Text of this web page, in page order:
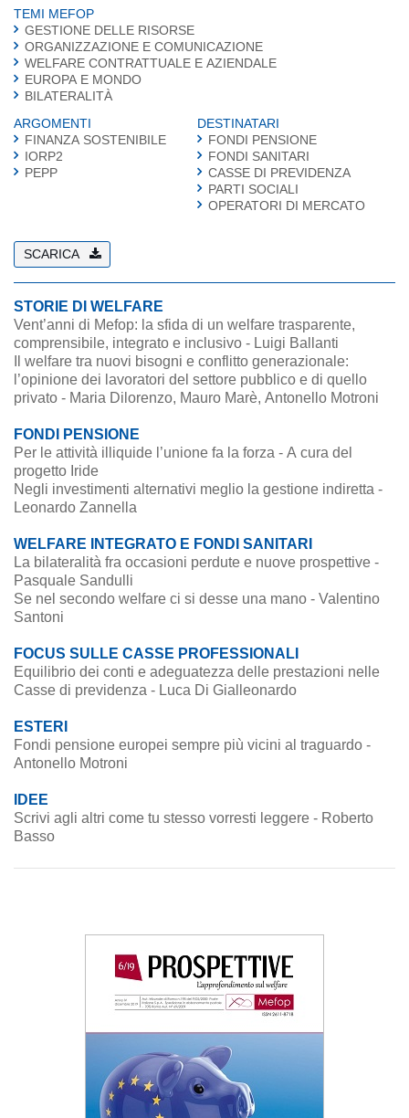
TEMI MEFOP
GESTIONE DELLE RISORSE
ORGANIZZAZIONE E COMUNICAZIONE
WELFARE CONTRATTUALE E AZIENDALE
EUROPA E MONDO
BILATERALITÀ
ARGOMENTI
FINANZA SOSTENIBILE
IORP2
PEPP
DESTINATARI
FONDI PENSIONE
FONDI SANITARI
CASSE DI PREVIDENZA
PARTI SOCIALI
OPERATORI DI MERCATO
SCARICA
STORIE DI WELFARE
Vent’anni di Mefop: la sfida di un welfare trasparente,
comprensibile, integrato e inclusivo - Luigi Ballanti
Il welfare tra nuovi bisogni e conflitto generazionale:
l’opinione dei lavoratori del settore pubblico e di quello
privato - Maria Dilorenzo, Mauro Marè, Antonello Motroni
FONDI PENSIONE
Per le attività illiquide l’unione fa la forza - A cura del
progetto Iride
Negli investimenti alternativi meglio la gestione indiretta -
Leonardo Zannella
WELFARE INTEGRATO E FONDI SANITARI
La bilateralità fra occasioni perdute e nuove prospettive -
Pasquale Sandulli
Se nel secondo welfare ci si desse una mano - Valentino
Santoni
FOCUS SULLE CASSE PROFESSIONALI
Equilibrio dei conti e adeguatezza delle prestazioni nelle
Casse di previdenza - Luca Di Gialleonardo
ESTERI
Fondi pensione europei sempre più vicini al traguardo -
Antonello Motroni
IDEE
Scrivi agli altri come tu stesso vorresti leggere - Roberto
Basso